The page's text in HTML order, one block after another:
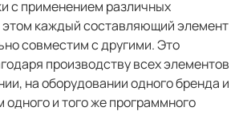
с применением различных
этом каждый составляющий элемент
совместим с другими. Это
производству всех элементов
на оборудовании одного бренда и
одного и того же программного